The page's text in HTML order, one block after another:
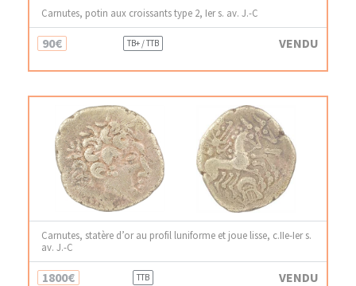
Carnutes, potin aux croissants type 2, Ier s. av. J.-C
90€ TB+ / TTB VENDU
Carnutes, statère d’or au profil luniforme et joue lisse, c.IIe-Ier s.
av. J.-C
1800€ TTB VENDU